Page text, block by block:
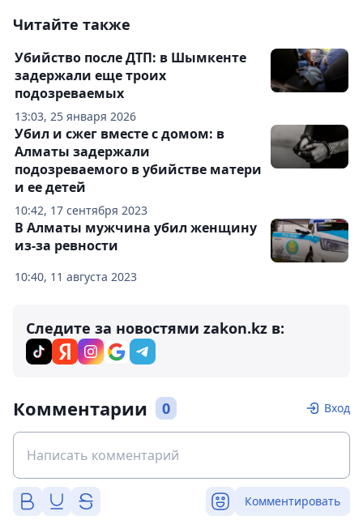
Читайте также
13:03, 25 января 2026
Убийство после ДТП: в Шымкенте
задержали еще троих
подозреваемых
10:42, 17 сентября 2023
Убил и сжег вместе с домом: в
Алматы задержали
подозреваемого в убийстве матери
и ее детей
10:40, 11 августа 2023
В Алматы мужчина убил женщину
из-за ревности
Следите за новостями zakon.kz в:
Комментарии 0 Вход
Комментировать